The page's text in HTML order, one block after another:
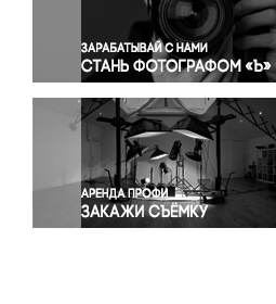
Правосудие
Происшествия и конфликты
Религия
Светская жизнь
Спорт
Экология
Экономика и бизнес